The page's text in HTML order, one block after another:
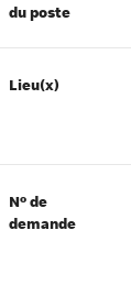
du poste
Lieu(x)
Nº de
demande